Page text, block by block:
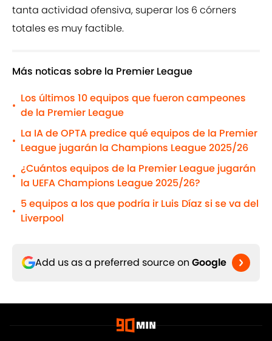
tanta actividad ofensiva, superar los 6 córners
totales es muy factible.
Más noticas sobre la Premier League
•
Los últimos 10 equipos que fueron campeones
de la Premier League
•
La IA de OPTA predice qué equipos de la Premier
League jugarán la Champions League 2025/26
•
¿Cuántos equipos de la Premier League jugarán
la UEFA Champions League 2025/26?
•
5 equipos a los que podría ir Luis Díaz si se va del
Liverpool
Add us as a preferred source on Google